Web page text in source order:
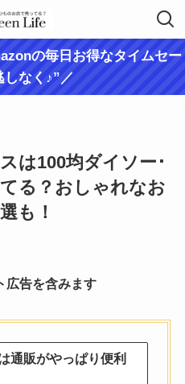
の毎日お得なタイムセー
なく♪”／
は100均ダイソー･
る？おしゃれなお
も！
広告を含みます
通販がやっぱり便利